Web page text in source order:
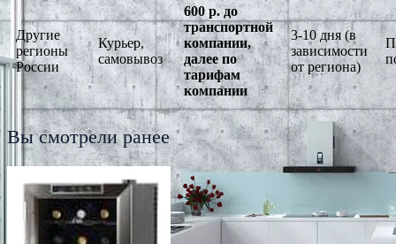
Другие
регионы
России
Курьер,
самовывоз
600 р. до
транспортной
компании,
далее по
тарифам
компании
3-10 дня (в
зависимости
от региона)
Вы смотрели ранее